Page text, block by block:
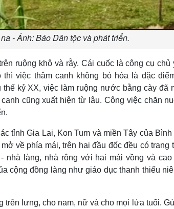
- Ảnh: Báo Dân tộc và phát triển.
ruộng khô và rẫy. Cái cuốc là công cụ chủ
việc thâm canh không bỏ hóa là đặc
kỷ XX, việc làm ruộng nước bằng cày đã
cũng xuất hiện từ lâu. Công việc chăn
tỉnh Gia Lai, Kon Tum và miền Tây của
về phía mái, trên hai đầu đốc đều có trang
nhà làng, nhà rông với hai mái vồng và
cộng đồng làng như giáo dục thanh thiếu
trên lưng, cho nam, nữ và cho mọi lứa tuổi.